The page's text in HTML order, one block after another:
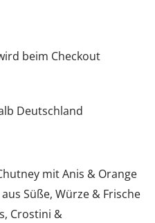
beim Checkout
Deutschland
mit Anis & Orange
Süße, Würze & Frische
Crostini &